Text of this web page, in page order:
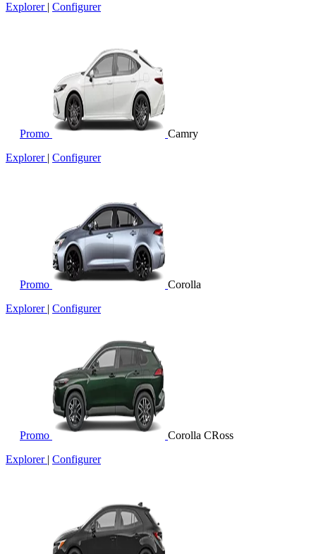
Explorer | Configurer
Promo
Camry
Explorer | Configurer
Promo
Corolla
Explorer | Configurer
Promo
Corolla CRoss
Explorer | Configurer